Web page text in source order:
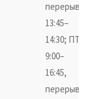
перерыв
13:45–
14:30; ПТ
9:00–
16:45,
перерыв